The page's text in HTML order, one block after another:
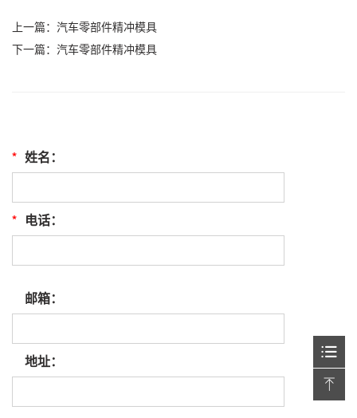
上一篇： 汽车零部件精冲模具
下一篇： 汽车零部件精冲模具
* 姓名：
* 电话：
邮箱：
地址：